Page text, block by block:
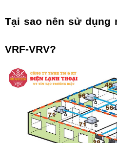
Tại sao nên sử dụng
VRF-VRV?